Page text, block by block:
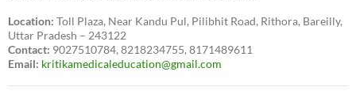
Location: Toll Plaza, Near Kandu Pul, Pilibhit Road, Rithora, Bareilly,
Uttar Pradesh – 243122
Contact: 9027510784, 8218234755, 8171489611
Email: kritikamedicaleducation@gmail.com